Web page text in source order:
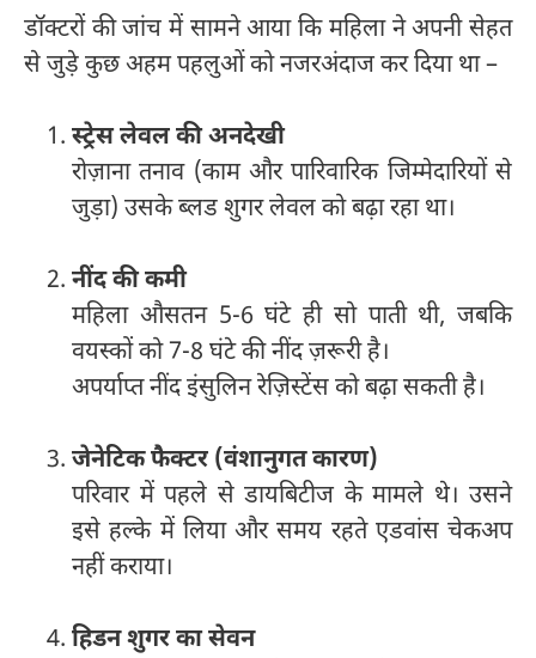
डॉक्टरों की जांच में सामने आया कि महिला ने अपनी सेहत
से जुड़े कुछ अहम पहलुओं को नजरअंदाज कर दिया था –
स्ट्रेस लेवल की अनदेखी
रोज़ाना तनाव (काम और पारिवारिक जिम्मेदारियों से
जुड़ा) उसके ब्लड शुगर लेवल को बढ़ा रहा था।
नींद की कमी
महिला औसतन 5-6 घंटे ही सो पाती थी, जबकि
वयस्कों को 7-8 घंटे की नींद ज़रूरी है।
अपर्याप्त नींद इंसुलिन रेज़िस्टेंस को बढ़ा सकती है।
जेनेटिक फैक्टर (वंशानुगत कारण)
परिवार में पहले से डायबिटीज के मामले थे। उसने
इसे हल्के में लिया और समय रहते एडवांस चेकअप
नहीं कराया।
हिडन शुगर का सेवन